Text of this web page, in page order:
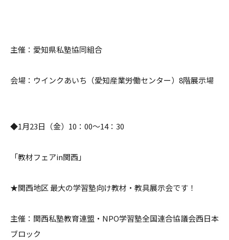
主催：愛知県私塾協同組合
会場：ウインクあいち（愛知産業労働センター）8階展示場
◆1月23日（金）10：00～14：30
「教材フェアin関西」
★関西地区 最大の学習塾向け教材・教具展示会です！
主催：関西私塾教育連盟・NPO学習塾全国連合協議会西日本
ブロック